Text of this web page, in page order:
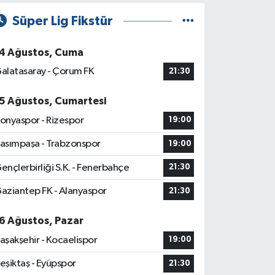
Süper Lig Fikstür
Ağustos, Cuma
- Çorum FK
21:30
Ağustos, Cumartesi
- Rizespor
19:00
- Trabzonspor 19:00
S.K. - Fenerbahçe 21:30
FK - Alanyaspor 21:30
Ağustos, Pazar
- Kocaelispor
19:00
- Eyüpspor 21:30